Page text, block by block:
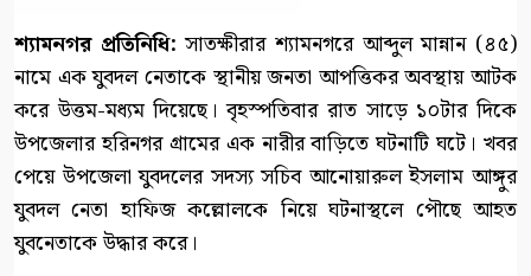
শ্যামনগর প্রতিনিধি: সাতক্ষীরার শ্যামনগরে আব্দুল মান্নান (৪৫)
নামে এক যুবদল নেতাকে স্থানীয় জনতা আপত্তিকর অবস্থায় আটক
করে উত্তম-মধ্যম দিয়েছে। বৃহস্পতিবার রাত সাড়ে ১০টার দিকে
উপজেলার হরিনগর গ্রামের এক নারীর বাড়িতে ঘটনাটি ঘটে। খবর
পেয়ে উপজেলা যুবদলের সদস্য সচিব আনোয়ারুল ইসলাম আঙ্গুর
যুবদল নেতা হাফিজ কল্লোলকে নিয়ে ঘটনাস্থলে পৌছে আহত
যুবনেতাকে উদ্ধার করে।